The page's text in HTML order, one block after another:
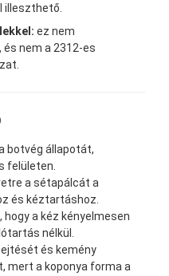
illeszthető.
ez nem
és nem a 2312-es
botvég állapotát,
felületen.
a sétapálcát a
és kéztartáshoz.
a kéz kényelmesen
nélkül.
és kemény
mert a koponya forma a